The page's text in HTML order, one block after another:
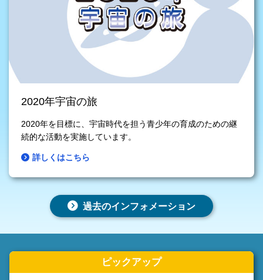
2020年宇宙の旅
2020年を目標に、宇宙時代を担う青少年の育成のための継
続的な活動を実施しています。
詳しくはこちら
過去のインフォメーション
ピックアップ